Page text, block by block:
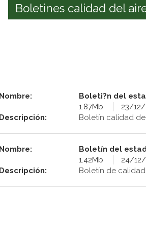
Boletines calidad del
Nombre:
Boleti?n del
1.87Mb
23/12/
Descripción:
Boletín calidad
Nombre:
Boletín del
1.42Mb
24/12/
Descripción:
Boletín de